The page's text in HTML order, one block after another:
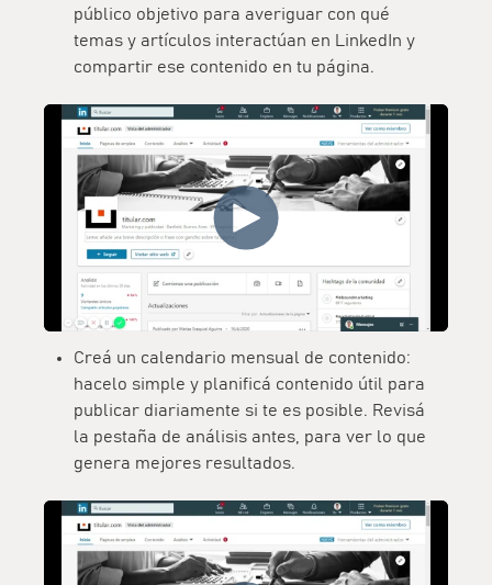
público objetivo para averiguar con qué
temas y artículos interactúan en LinkedIn y
compartir ese contenido en tu página.
Creá un calendario mensual de contenido:
hacelo simple y planificá contenido útil para
publicar diariamente si te es posible. Revisá
la pestaña de análisis antes, para ver lo que
genera mejores resultados.